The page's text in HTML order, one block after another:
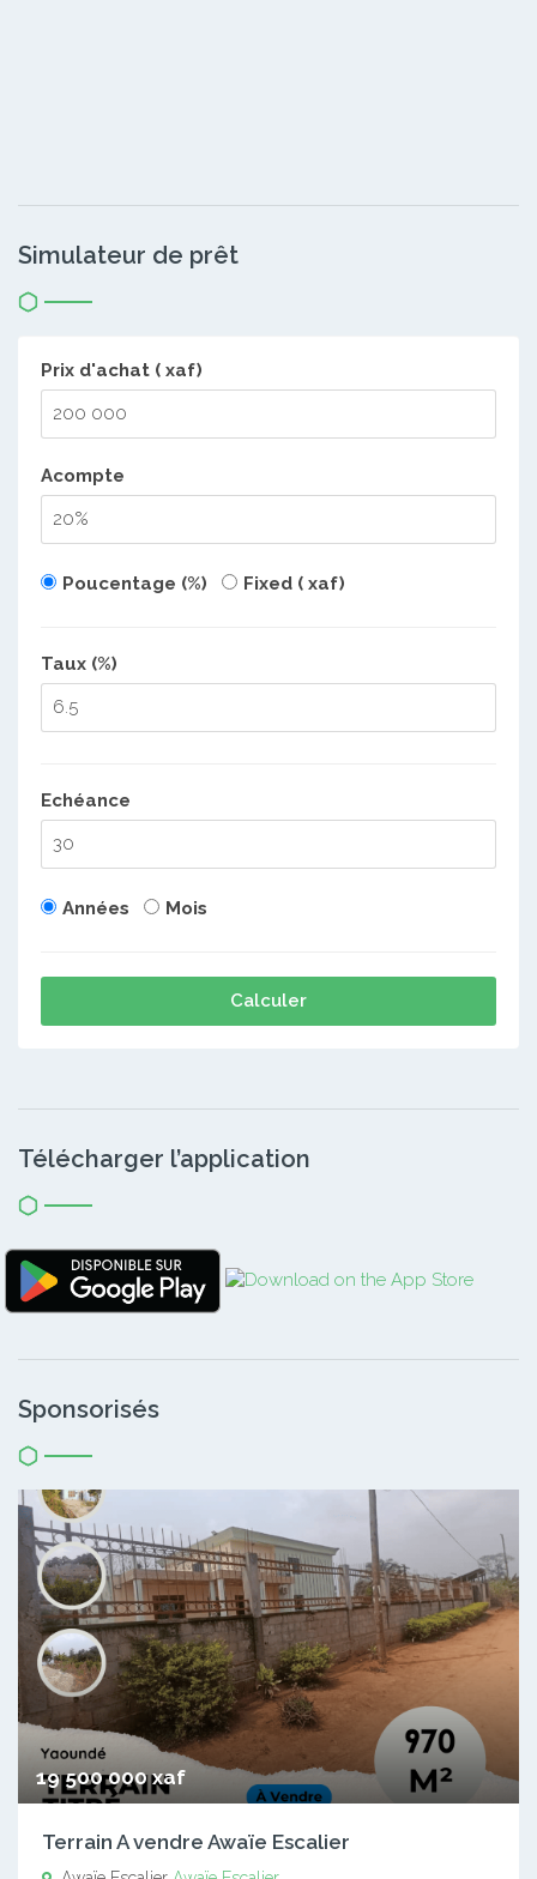
Simulateur de prêt
Prix d'achat ( xaf)
Acompte
Poucentage (%) Fixed ( xaf)
Taux (%)
Echéance
Années Mois
Calculer
Télécharger l’application
Sponsorisés
19 500 000 xaf
Terrain A vendre Awaïe Escalier